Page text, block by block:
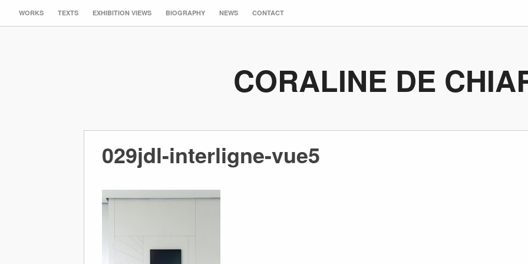
WORKS TEXTS EXHIBITION VIEWS BIOGRAPHY NEWS CONTACT
CORALINE DE
029jdl-interligne-vue5